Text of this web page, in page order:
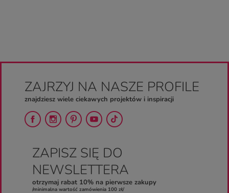
ZAJRZYJ NA NASZE PROFILE
znajdziesz wiele ciekawych projektów i inspiracji
ZAPISZ SIĘ DO
NEWSLETTERA
otrzymaj rabat 10% na pierwsze zakupy
/minimalna wartość zamówienia 100 zł/